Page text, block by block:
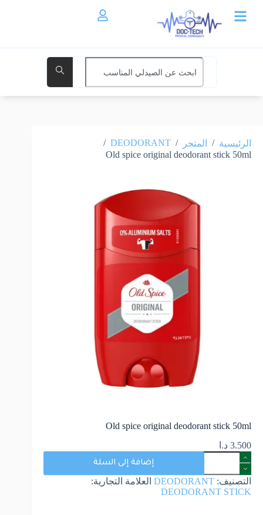
الرئيسية / المتجر /
DEODORANT
/
Old spice original deodorant stick 50ml
Old spice original deodorant stick 50ml
3.500 د.ا
إضافة إلى السلة
التصنيف: DEODORANT العلامة التجارية:
DEODORANT STICK